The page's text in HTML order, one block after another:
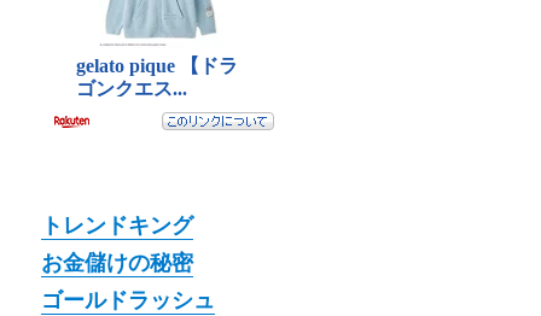
トレンドキング
お金儲けの秘密
ゴールドラッシュ